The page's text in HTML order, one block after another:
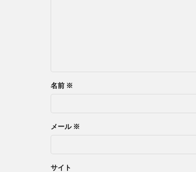
名前 ※
メール ※
サイト